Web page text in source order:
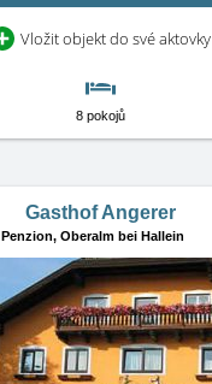
Vložit objekt do své aktovky
8 pokojů
Gasthof Angerer
Penzion, Oberalm bei Hallein